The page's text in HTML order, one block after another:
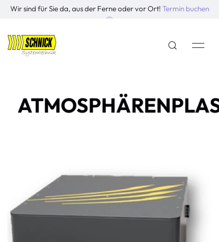
Wir sind für Sie da, aus der Ferne oder vor Ort! Termin buchen